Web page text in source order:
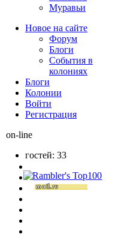
Муравьи
Новое на сайте
Форум
Блоги
События в
колониях
Блоги
Колонии
Войти
Peгиcтpaция
on-line
гостей: 33